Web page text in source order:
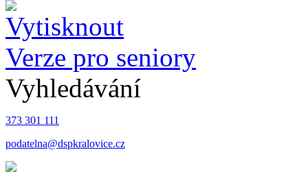
Verze pro seniory
Vyhledávání
373 301 111
podatelna@dspkralovice.cz